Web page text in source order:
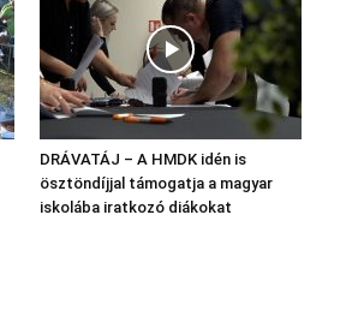
DRÁVATÁJ – A HMDK idén is
ösztöndíjjal támogatja a magyar
iskolába iratkozó diákokat